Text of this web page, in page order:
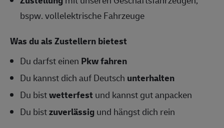
bspw. vollelektrische Fahrzeuge
Was du als Zustellern bietest
Du darfst einen Pkw fahren
Du kannst dich auf Deutsch unterhalten
Du bistwetterfest und kannst gut anpacken
Du bistzuverlässigund hängst dich rein